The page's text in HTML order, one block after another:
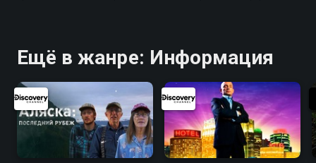
Ещё в жанре: Информация